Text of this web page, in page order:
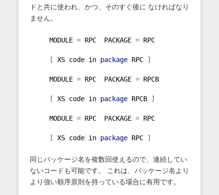
ドと共に使われ、かつ、そのすぐ後に なければなり
ません。
MODULE = RPC  PACKAGE = RPC
[ XS code in package RPC ]
MODULE = RPC  PACKAGE = RPCB
[ XS code in package RPCB ]
MODULE = RPC  PACKAGE = RPC
[ XS code in package RPC ]
同じパッケージ名を複数回使えるので、連続してい
ないコードも可能です。 これは、パッケージ名より
より強い順序原則を持っている場合に有用です。